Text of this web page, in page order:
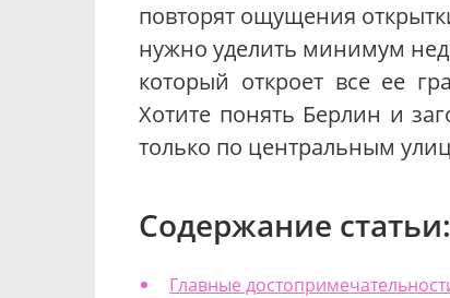
повторят ощущения
нужно уделить минимум
который откроет все ее
Хотите понять Берлин и
только по центральным
Содержание статьи:
Главные